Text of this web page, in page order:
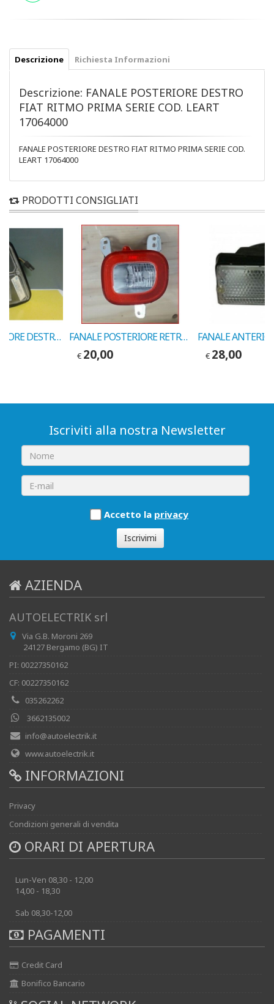
Descrizione Richiesta Informazioni
Descrizione: FANALE POSTERIORE DESTRO
FIAT RITMO PRIMA SERIE COD. LEART
17064000
FANALE POSTERIORE DESTRO FIAT RITMO PRIMA SERIE COD.
LEART 17064000
PRODOTTI CONSIGLIATI
FANALE ANTERIORE DESTRO FIAT ARGENTA RESTYLING COD.100231 FANALE POSTERIORE RETROMARCIA SINISTRO FIAT PANDA 12 COD. OLSA 10406500
€ 20,00 € 28,00
Iscriviti alla nostra Newsletter
Accetto la privacy
Iscrivimi
AZIENDA
AUTOELECTRIK srl
Via G.B. Moroni 269
24127 Bergamo (BG) IT
PI: 00227350162
CF: 00227350162
035262262
3662135002
info@autoelectrik.it
www.autoelectrik.it
INFORMAZIONI
Privacy
Condizioni generali di vendita
ORARI DI APERTURA
Lun-Ven 08,30 - 12,00
14,00 - 18,30
Sab 08,30-12,00
PAGAMENTI
Credit Card
Bonifico Bancario